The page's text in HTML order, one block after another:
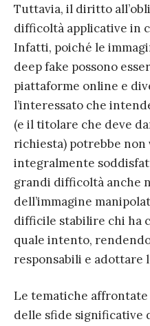
Tuttavia, il diritto
difficoltà applicative in
Infatti, poiché le
deep fake possono
piattaforme online e
l’interessato che
(e il titolare che deve
richiesta) potrebbe
integralmente
grandi difficoltà anche
dell’immagine
difficile stabilire chi ha
quale intento,
responsabili e adottare
Le tematiche affrontate
delle sfide significative